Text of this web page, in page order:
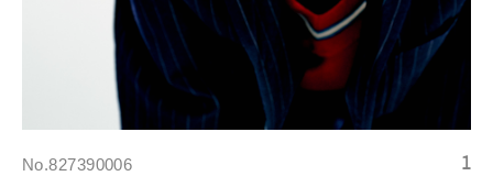
No.827390006